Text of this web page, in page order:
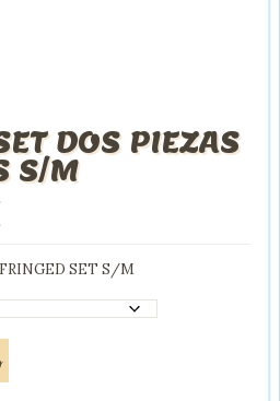
DOS PIEZAS
S/M
desde
hasta
21,45€
SET S/M